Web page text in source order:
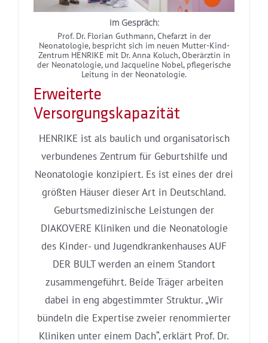
Im Gespräch:
Prof. Dr. Florian Guthmann, Chefarzt in der
Neonatologie, bespricht sich im neuen Mutter-Kind-
Zentrum HENRIKE mit Dr. Anna Koluch, Oberärztin in
der Neonatologie, und Jacqueline Nobel, pflegerische
Leitung in der Neonatologie.
Erweiterte
Versorgungskapazität
HENRIKE ist als baulich und organisatorisch
verbundenes Zentrum für Geburtshilfe und
Neonatologie konzipiert. Es ist eines der drei
größten Häuser dieser Art in Deutschland.
Geburtsmedizinische Leistungen der
DIAKOVERE Kliniken und die Neonatologie
des Kinder- und Jugendkrankenhauses AUF
DER BULT werden an einem Standort
zusammengeführt. Beide Träger arbeiten
dabei in eng abgestimmter Struktur. „Wir
bündeln die Expertise zweier renommierter
Kliniken unter einem Dach“, erklärt Prof. Dr.